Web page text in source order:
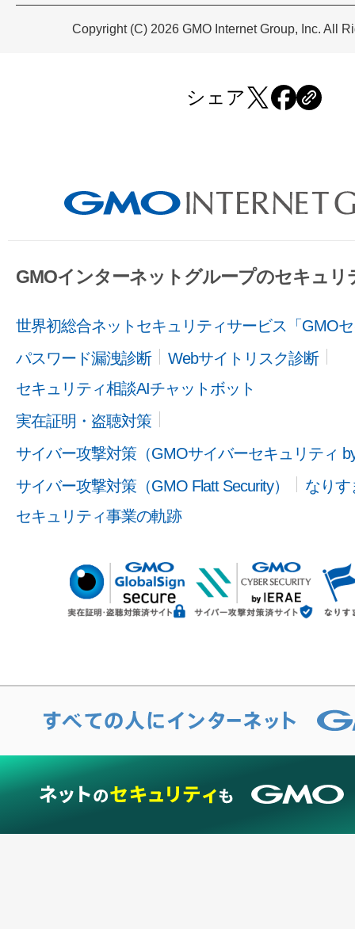
Copyright (C) 2026 GMO Internet Group, Inc. All
シェア
GMOインターネットグループのセキュリ
世界初総合ネットセキュリティサービス「GMO
パスワード漏洩診断
Webサイトリスク診断
セキュリティ相談AIチャットボット
実在証明・盗聴対策
サイバー攻撃対策（GMOサイバーセキュリティ
サイバー攻撃対策（GMO Flatt Security）
なりす
セキュリティ事業の軌跡